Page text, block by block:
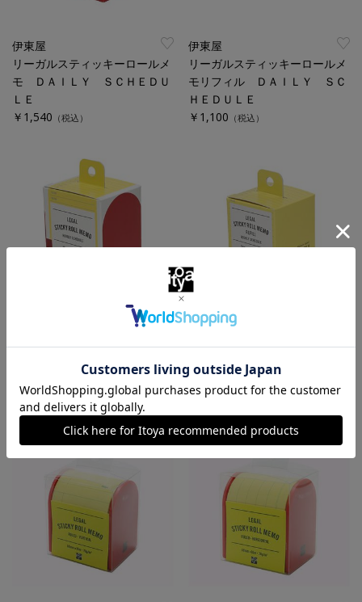
伊東屋
リーガルスティッキーロールメ
モ ＤＡＩＬＹ ＳＣＨＥＤＵ
ＬＥ
￥1,540 （税込）
伊東屋
リーガルスティッキーロールメ
モリフィル ＤＡＩＬＹ ＳＣ
ＨＥＤＵＬＥ
￥1,100 （税込）
リーガルスティッキーロールメ
モ ＨＯＵＲＬＹ ＳＣＨＥＤ
￥1,540 （税込）
伊東屋
リーガルスティッキーロールメ
モリフィル ＨＯＵＲＬＹ Ｓ
ＣＨＥＤＵＬＥ
￥1,100